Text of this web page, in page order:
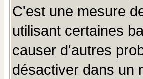
C'est une mesure
utilisant certaines
causer d'autres
désactiver dans un